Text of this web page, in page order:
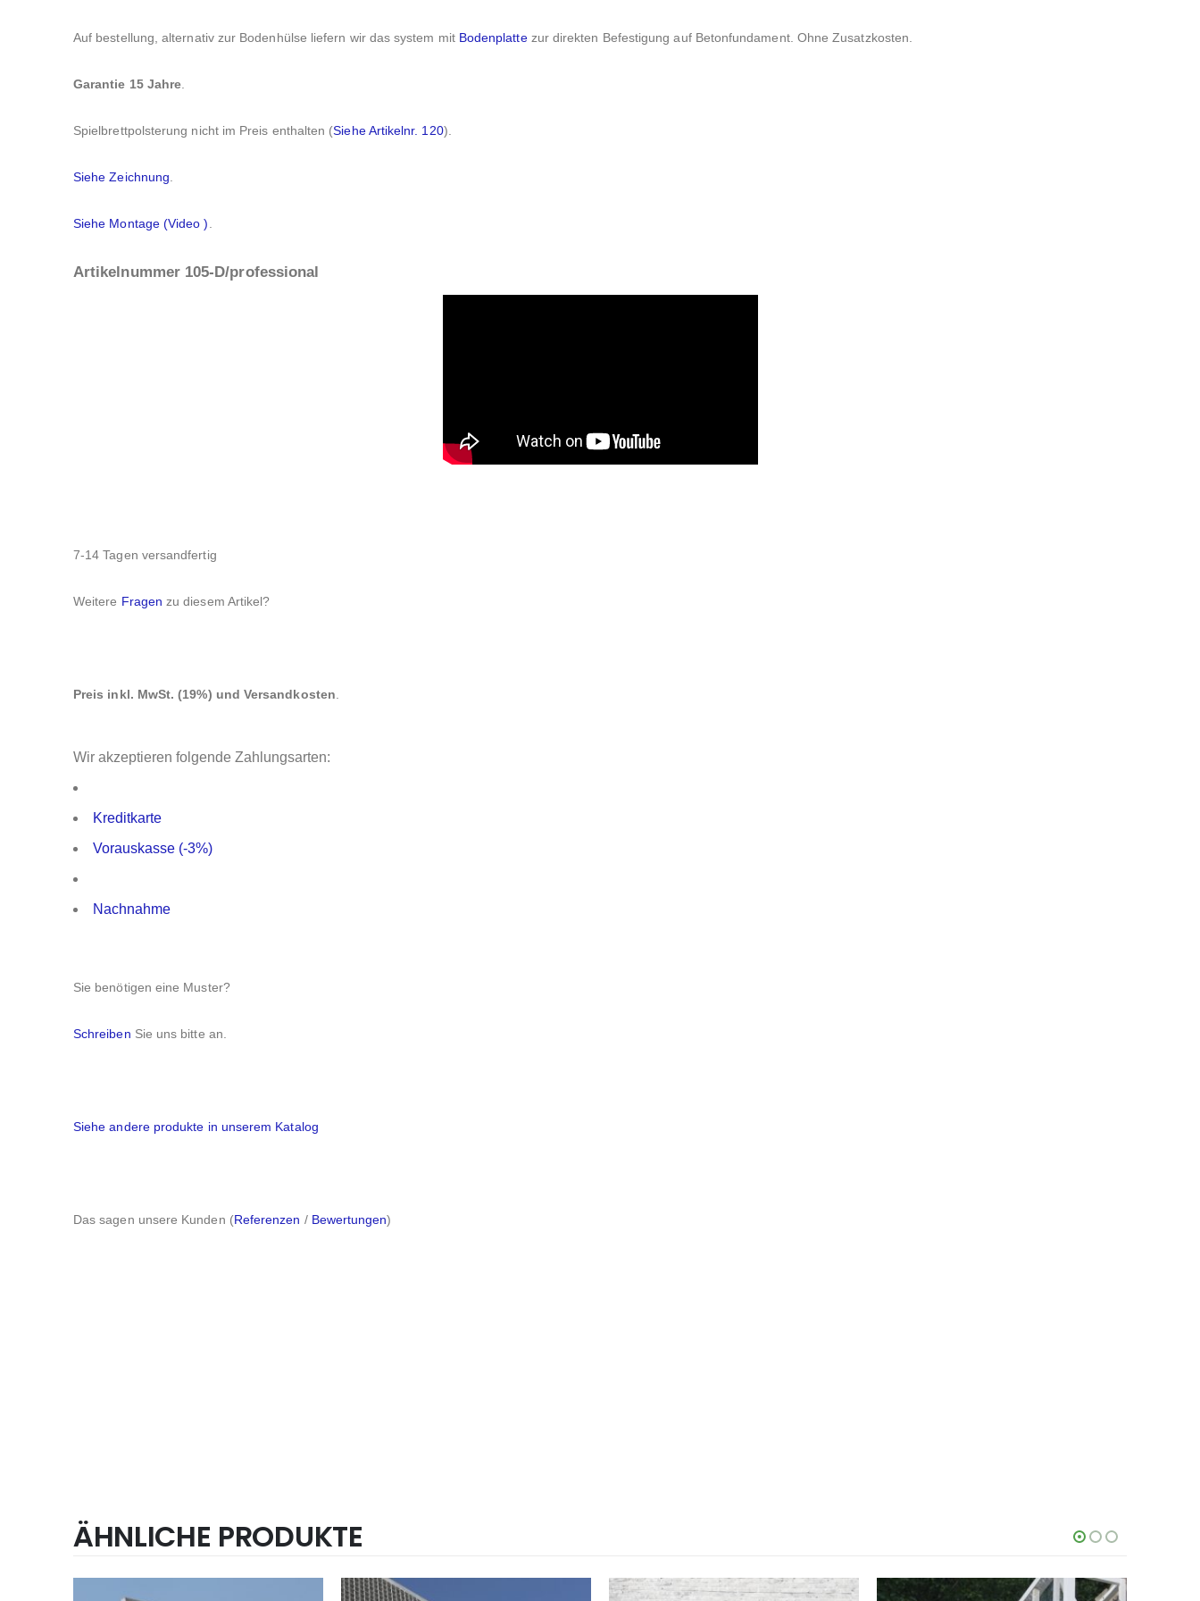
Auf bestellung, alternativ zur Bodenhülse liefern wir das system mit Bodenplattezur direkten Befestigung auf Betonfundament. Ohne Zusatzkosten.
Garantie 15 Jahre
Spielbrettpolsterung nicht im Preis enthalten (Siehe Artikelnr. 120).
Siehe Zeichnung
Siehe Montage (Video)
Artikelnummer 105-D/professional
7-14 Tagen versandfertig
Weitere Fragen zu diesem Artikel?
Preis inkl. MwSt. (19%) und Versandkosten
Wir akzeptieren folgende Zahlungsarten:
Kreditkarte
Vorauskasse (-3%)
Nachnahme
Sie benötigen eine Muster?
Schreiben Sie uns bitte an.
Siehe andere produkte in unserem Katalog
Das sagen unsere Kunden (Referenzen / Bewertungen)
ÄHNLICHE PRODUKTE